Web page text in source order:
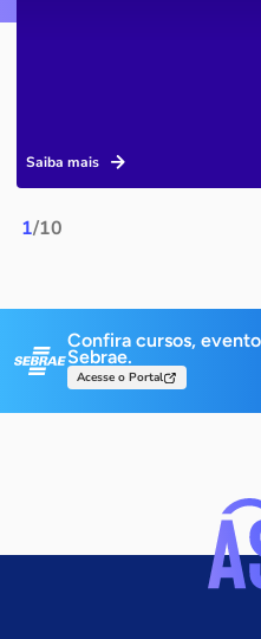
1/10
Saiba mais
Confira cursos,
Sebrae.
Acesse o Portal